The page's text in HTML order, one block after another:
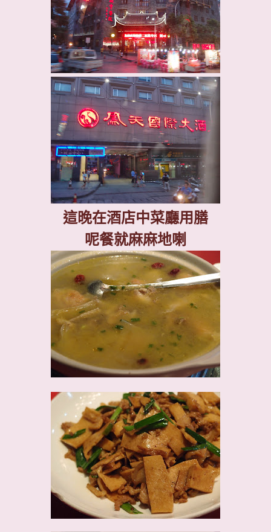
這晚在酒店中菜廳用膳
呢餐就麻麻地喇